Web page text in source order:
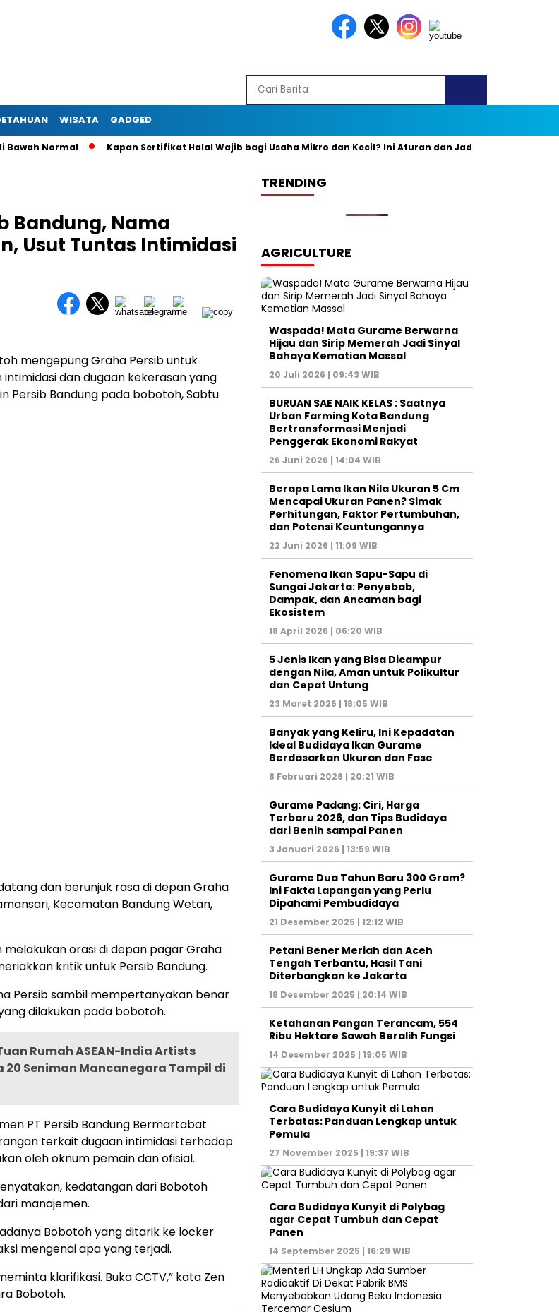
WISATA GADGED
Normal Kapan Sertifikat Halal Wajib bagi Usaha Mikro dan Kecil? Ini Aturan dan Jadwal Resminya
Bandung, Nama
Usut Tuntas Intimidasi
mengepung Graha Persib untuk
dan dugaan kekerasan yang
Persib Bandung pada bobotoh, Sabtu
dan berunjuk rasa di depan Graha
Kecamatan Bandung Wetan,
orasi di depan pagar Graha
kritik untuk Persib Bandung.
Persib sambil mempertanyakan benar
dilakukan pada bobotoh.
Rumah ASEAN-India Artists
20 Seniman Mancanegara Tampil di
PT Persib Bandung Bermartabat
terkait dugaan intimidasi terhadap
oleh oknum pemain dan ofisial.
kedatangan dari Bobotoh
manajemen.
Bobotoh yang ditarik ke locker
mengenai apa yang terjadi.
klarifikasi. Buka CCTV,” kata Zen
Bobotoh.
TRENDING
AGRICULTURE
Waspada! Mata Gurame Berwarna
Hijau dan Sirip Memerah Jadi Sinyal
Bahaya Kematian Massal
20 Juli 2026 | 09:43 WIB
BURUAN SAE NAIK KELAS : Saatnya
Urban Farming Kota Bandung
Bertransformasi Menjadi
Penggerak Ekonomi Rakyat
26 Juni 2026 | 14:04 WIB
Berapa Lama Ikan Nila Ukuran 5 Cm
Mencapai Ukuran Panen? Simak
Perhitungan, Faktor Pertumbuhan,
dan Potensi Keuntungannya
22 Juni 2026 | 11:09 WIB
Fenomena Ikan Sapu-Sapu di
Sungai Jakarta: Penyebab,
Dampak, dan Ancaman bagi
Ekosistem
18 April 2026 | 06:20 WIB
5 Jenis Ikan yang Bisa Dicampur
dengan Nila, Aman untuk Polikultur
dan Cepat Untung
23 Maret 2026 | 18:05 WIB
Banyak yang Keliru, Ini Kepadatan
Ideal Budidaya Ikan Gurame
Berdasarkan Ukuran dan Fase
8 Februari 2026 | 20:21 WIB
Gurame Padang: Ciri, Harga
Terbaru 2026, dan Tips Budidaya
dari Benih sampai Panen
3 Januari 2026 | 13:59 WIB
Gurame Dua Tahun Baru 300 Gram?
Ini Fakta Lapangan yang Perlu
Dipahami Pembudidaya
21 Desember 2025 | 12:12 WIB
Petani Bener Meriah dan Aceh
Tengah Terbantu, Hasil Tani
Diterbangkan ke Jakarta
18 Desember 2025 | 20:14 WIB
Ketahanan Pangan Terancam, 554
Ribu Hektare Sawah Beralih Fungsi
14 Desember 2025 | 19:05 WIB
Cara Budidaya Kunyit di Lahan
Terbatas: Panduan Lengkap untuk
Pemula
27 November 2025 | 19:37 WIB
Cara Budidaya Kunyit di Polybag
agar Cepat Tumbuh dan Cepat
Panen
14 September 2025 | 16:29 WIB